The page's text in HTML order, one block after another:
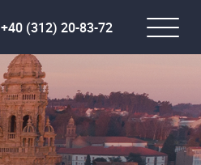
+40 (312) 20-83-72